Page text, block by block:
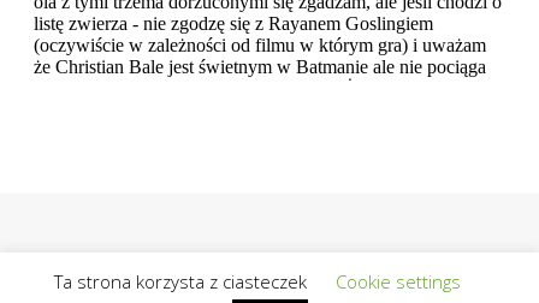
Ta strona korzysta z ciasteczek Cookie settings